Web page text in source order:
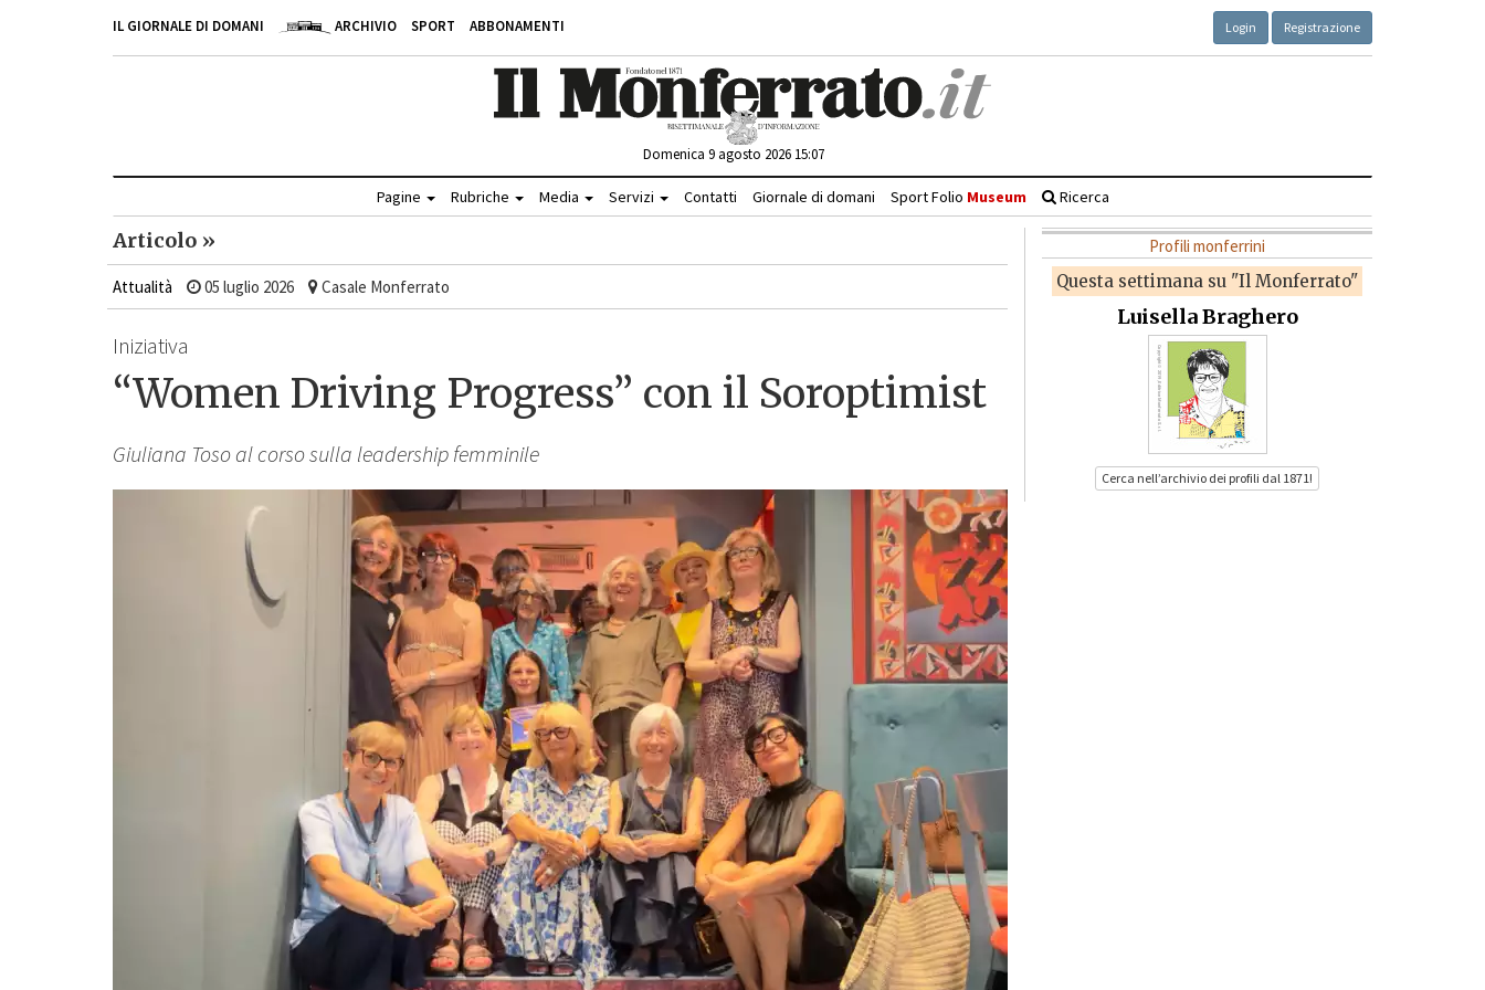
IL GIORNALE DI DOMANI ARCHIVIO SPORT ABBONAMENTI Login Registrazione
Domenica 9 agosto 2026 15:07
Pagine Rubriche Media Servizi Contatti Giornale di domani Sport Folio Museum Ricerca
Articolo »
Attualità 05 luglio 2026 Casale Monferrato
Iniziativa
“Women Driving Progress” con il Soroptimist
Giuliana Toso al corso sulla leadership femminile
Profili monferrini
Questa settimana su "Il Monferrato"
Luisella Braghero
Cerca nell’archivio dei profili dal 1871!